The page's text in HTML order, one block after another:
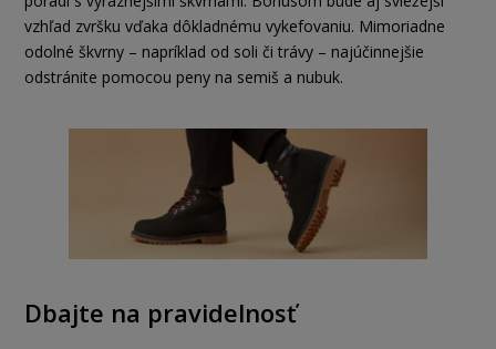
vzhľad zvršku vďaka dôkladnému vykefovaniu. Mimoriadne
odolné škvrny – napríklad od soli či trávy – najúčinnejšie
odstránite pomocou peny na semiš a nubuk.
Dbajte na pravidelnosť